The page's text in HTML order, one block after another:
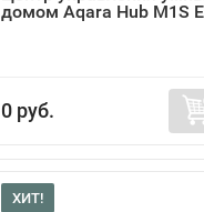
домом Aqara Hub M1S
0 руб.
ХИТ!